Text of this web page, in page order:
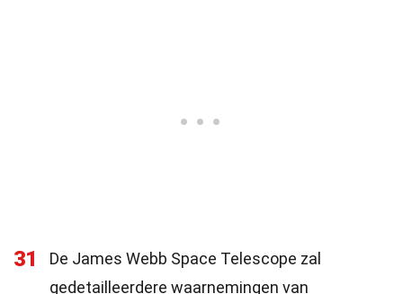
31
De James Webb Space Telescope zal
gedetailleerdere waarnemingen van